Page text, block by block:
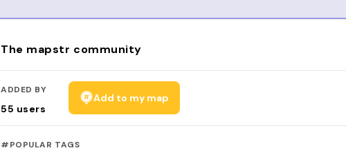
The mapstr community
ADDED BY
55 users
Add to my map
#POPULAR TAGS